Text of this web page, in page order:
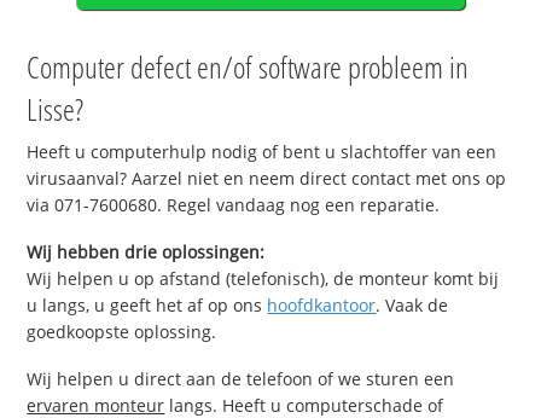
Computer defect en/of software probleem in
Lisse?
Heeft u computerhulp nodig of bent u slachtoffer van een
virusaanval? Aarzel niet en neem direct contact met ons op
via 071-7600680. Regel vandaag nog een reparatie.
Wij hebben drie oplossingen:
Wij helpen u op afstand (telefonisch), de monteur komt bij
u langs, u geeft het af op ons hoofdkantoor. Vaak de
goedkoopste oplossing.
Wij helpen u direct aan de telefoon of we sturen een
ervaren monteur langs. Heeft u computerschade of